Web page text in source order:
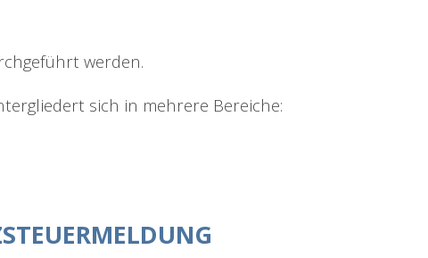
werden.
sich in mehrere Bereiche: